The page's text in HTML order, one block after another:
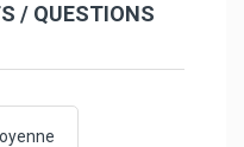
/ QUESTIONS